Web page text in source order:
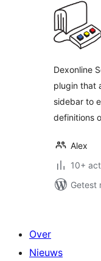
Dexonline
plugin that
sidebar to
definitions
Alex
10+
Getest
Over
Nieuws